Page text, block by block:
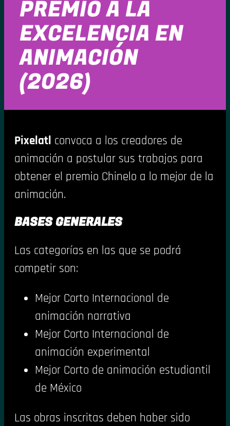
PREMIO A LA
EXCELENCIA EN
ANIMACIÓN
(2026)
Pixelatl convoca a los creadores de
animación a postular sus trabajos para
obtener el premio Chinelo a lo mejor de la
animación.
BASES GENERALES
Las categorías en las que se podrá
competir son:
Mejor Corto Internacional de
animación narrativa
Mejor Corto Internacional de
animación experimental
Mejor Corto de animación estudiantil
de México
Las obras inscritas deben haber sido